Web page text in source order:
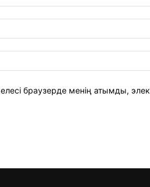
келесі браузерде менің атымды,